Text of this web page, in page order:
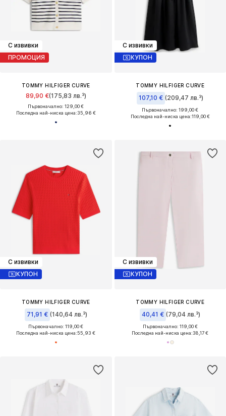
С извивки
ПРОМОЦИЯ
TOMMY HILFIGER CURVE
89,90 €(175,83 лв.³)
Първоначално: 129,00 €
Последна най-ниска цена:35,96 €
С извивки
КУПОН
TOMMY HILFIGER CURVE
107,10 € (209,47 лв.³)
Първоначално: 199,00 €
Последна най-ниска цена:119,00 €
С извивки
КУПОН
TOMMY HILFIGER CURVE
71,91 € (140,64 лв.³)
Първоначално: 119,00 €
Последна най-ниска цена:55,93 €
С извивки
КУПОН
TOMMY HILFIGER CURVE
40,41 € (79,04 лв.³)
Първоначално: 119,00 €
Последна най-ниска цена:38,17 €